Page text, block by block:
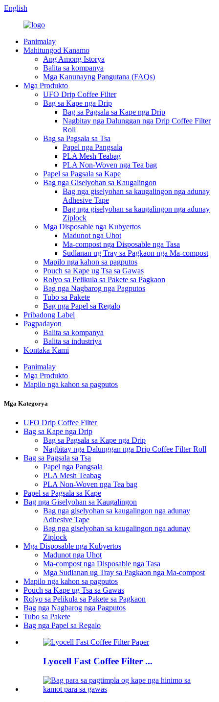
English
Panimalay
Mahitungod Kanamo
Ang Among Istorya
Balita sa kompanya
Mga Kanunayng Pangutana (FAQs)
Mga Produkto
UFO Drip Coffee Filter
Bag sa Kape nga Drip
Bag sa Pagsala sa Kape nga Drip
Nagbitay nga Dalunggan nga Drip Coffee Filter
Roll
Bag sa Pagsala sa Tsa
Papel nga Pangsala
PLA Mesh Teabag
PLA Non-Woven nga Tea bag
Papel sa Pagsala sa Kape
Bag nga Giselyohan sa Kaugalingon
Bag nga giselyohan sa kaugalingon nga adunay
Adhesive Tape
Bag nga giselyohan sa kaugalingon nga adunay
Ziplock
Mga Disposable nga Kubyertos
Madunot nga Uhot
Ma-compost nga Disposable nga Tasa
Sudlanan ug Tray sa Pagkaon nga Ma-compost
Mapilo nga kahon sa pagputos
Pouch sa Kape ug Tsa sa Gawas
Rolyo sa Pelikula sa Pakete sa Pagkaon
Bag nga Nagbarog nga Pagputos
Tubo sa Pakete
Bag nga Papel sa Regalo
Pribadong Label
Pagpadayon
Balita sa kompanya
Balita sa industriya
Kontaka Kami
Panimalay
Mga Produkto
Mapilo nga kahon sa pagputos
Mga Kategorya
UFO Drip Coffee Filter
Bag sa Kape nga Drip
Bag sa Pagsala sa Kape nga Drip
Nagbitay nga Dalunggan nga Drip Coffee Filter Roll
Bag sa Pagsala sa Tsa
Papel nga Pangsala
PLA Mesh Teabag
PLA Non-Woven nga Tea bag
Papel sa Pagsala sa Kape
Bag nga Giselyohan sa Kaugalingon
Bag nga giselyohan sa kaugalingon nga adunay
Adhesive Tape
Bag nga giselyohan sa kaugalingon nga adunay
Ziplock
Mga Disposable nga Kubyertos
Madunot nga Uhot
Ma-compost nga Disposable nga Tasa
Mga Sudlanan ug Tray sa Pagkaon nga Ma-compost
Mapilo nga kahon sa pagputos
Pouch sa Kape ug Tsa sa Gawas
Rolyo sa Pelikula sa Pakete sa Pagkaon
Bag nga Nagbarog nga Pagputos
Tubo sa Pakete
Bag nga Papel sa Regalo
Lyocell Fast Coffee Filter ...